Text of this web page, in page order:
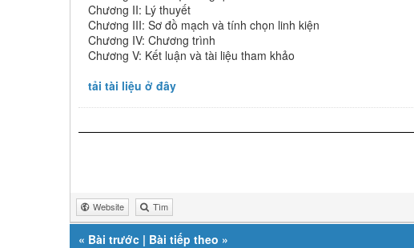
Chương II: Lý thuyết
Chương III: Sơ đồ mạch và tính chọn linh kiện
Chương IV: Chương trình
Chương V: Kết luận và tài liệu tham khảo
tải tài liệu ở đây
Website Tìm
« Bài trước | Bài tiếp theo »